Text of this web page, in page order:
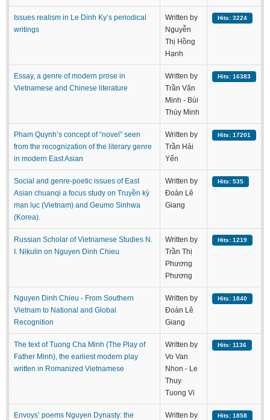
Issues realism in Le Dinh Ky’s periodical
writings
Written by
Nguyễn
Thị Hồng
Hạnh
Hits: 3224
Essay, a genre of modern prose in
Vietnamese and Chinese literature
Written by
Trần Văn
Minh - Bùi
Thúy Minh
Hits: 16383
Pham Quynh’s concept of “novel” seen
from the recognization of the literary genre
in modern East Asian
Written by
Trần Hải
Yến
Hits: 17201
Social and genre-poetic issues of East
Asian chuanqi a focus study on Truyền kỳ
mạn lục (Vietnam) and Geumo Sinhwa
(Korea).
Written by
Đoàn Lê
Giang
Hits: 535
Russian Scholar of Vietnamese Studies N.
I. Nikulin on Nguyen Dinh Chieu
Written by
Trần Thị
Phương
Phương
Hits: 1219
Nguyen Dinh Chieu - From Southern
Vietnam to National and Global
Recognition
Written by
Đoàn Lê
Giang
Hits: 1840
The text of Tuong Cha Minh (The Play of
Father Minh), the earliest modern play
written in Romanized Vietnamese
Written by
Vo Van
Nhon - Le
Thuy
Tuong Vi
Hits: 1136
Envoys’ poems Nguyen Dynasty: the
Written by
Hits: 1858